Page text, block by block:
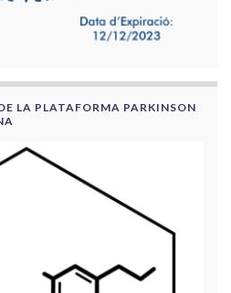
LA PLATAFORMA PARKINSON